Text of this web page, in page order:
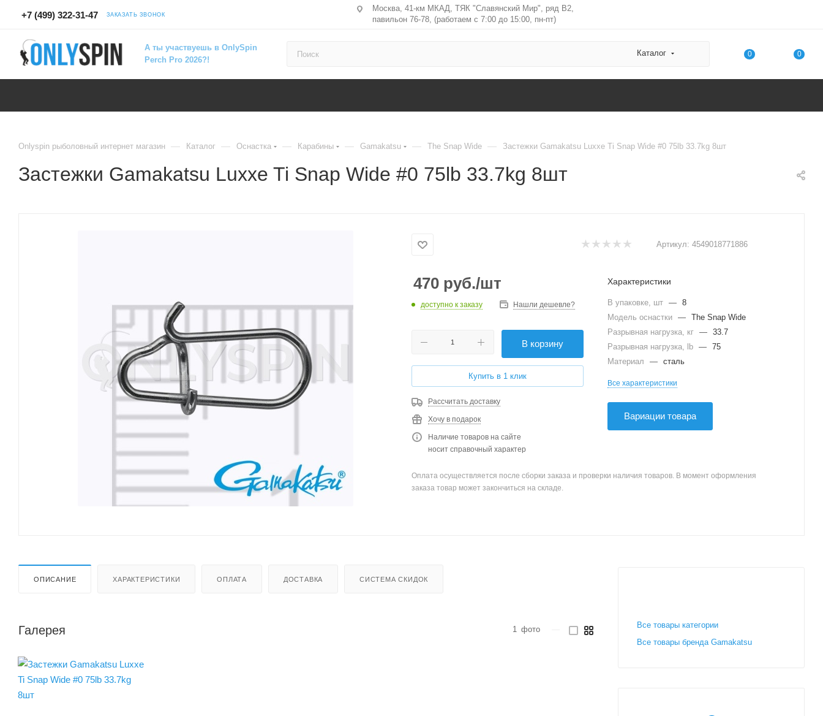
+7 (499) 322-31-47 ЗАКАЗАТЬ ЗВОНОК
Москва, 41-км МКАД, ТЯК "Славянский Мир", ряд В2,
павильон 76-78, (работаем с 7:00 до 15:00, пн-пт)
А ты участвуешь в OnlySpin
Perch Pro 2026?!
Каталог 0 0
Onlyspin рыболовный интернет магазин — Каталог — Оснастка — Карабины — Gamakatsu — The Snap Wide — Застежки Gamakatsu Luxxe Ti Snap Wide #0 75lb 33.7kg 8шт
Застежки Gamakatsu Luxxe Ti Snap Wide #0 75lb 33.7kg 8шт
Артикул: 4549018771886
470 руб./шт
доступно к заказу Нашли дешевле?
В корзину
Купить в 1 клик
Рассчитать доставку
Хочу в подарок
Наличие товаров на сайте
носит справочный характер
Характеристики
В упаковке, шт — 8
Модель оснастки — The Snap Wide
Разрывная нагрузка, кг — 33.7
Разрывная нагрузка, lb — 75
Материал
— сталь
Все характеристики
Вариации товара
Оплата осуществляется после сборки заказа и проверки наличия товаров. В момент оформления
заказа товар может закончиться на складе.
ОПИСАНИЕ ХАРАКТЕРИСТИКИ ОПЛАТА ДОСТАВКА СИСТЕМА СКИДОК
Галерея 1 фото
Все товары категории
Все товары бренда Gamakatsu